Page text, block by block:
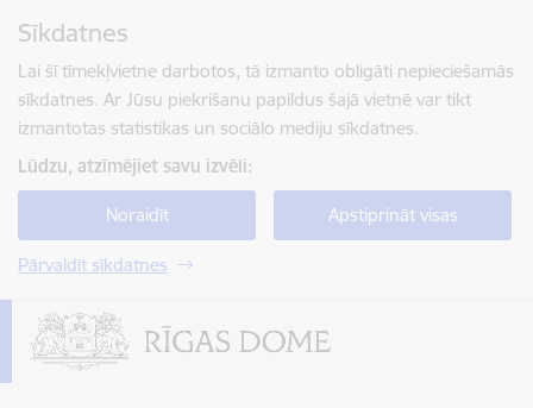
Sīkdatnes
Lai šī tīmekļvietne darbotos, tā izmanto obligāti nepieciešamās
sīkdatnes. Ar Jūsu piekrišanu papildus šajā vietnē var tikt
izmantotas statistikas un sociālo mediju sīkdatnes.
Lūdzu, atzīmējiet savu izvēli:
Noraidīt Apstiprināt visas
Pārvaldīt sīkdatnes